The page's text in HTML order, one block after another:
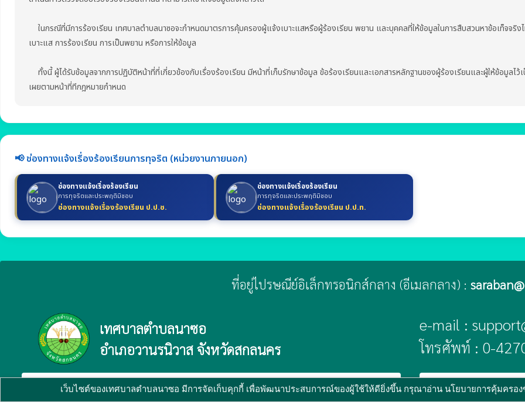
เว็บไซต์ของเทศบาลตำบลนาซอ มีการจัดเก็บคุกกี้ เพื่อพัฒนาประสบการณ์ของผู้ใช้ให้ดียิ่งขึ้น กรุณาอ่าน นโยบายการคุ้มครอ
ในกรณีที่มีการร้องเรียน เทศบาลตำบลนาซอจะกำหนดมาตรการคุ้มครองผู้แจ้งเบาะแสหรือผู้ร้องเรียน พยาน และบุคคลที่ให้ข้อมูลในการสืบสวนหาข้อเท็จจริ
เบาะแส การร้องเรียน การเป็นพยาน หรือการให้ข้อมูล
ทั้งนี้ ผู้ได้รับข้อมูลจากการปฏิบัติหน้าที่ที่เกี่ยวข้องกับเรื่องร้องเรียน มีหน้าที่เก็บรักษาข้อมูล ข้อร้องเรียนและเอกสารหลักฐานของผู้ร้องเรียนและผู้ให้ข้อมูลไ
เผยตามหน้าที่ทีกฎหมายกำหนด
📢 ช่องทางแจ้งเรื่องร้องเรียนการทุจริต (หน่วยงานภายนอก)
ช่องทางแจ้งเรื่องร้องเรียน
การทุจริตและประพฤติมิชอบ
ช่องทางแจ้งเรื่องร้องเรียน ป.ป.ช.
ช่องทางแจ้งเรื่องร้องเรียน
การทุจริตและประพฤติมิชอบ
ช่องทางแจ้งเรื่องร้องเรียน ป.ป.ท.
ที่อยู่ไปรษณีย์อิเล็กทรอนิกส์กลาง (อีเมลกลาง) :
เทศบาลตำบลนาซอ
อำเภอวานรนิวาส จังหวัดสกลนคร
e-mail :
โทรศัพท์ : 0-
ผู้ดูแลระบบ copyright © 2025เทศบาลตำบลนาซอพัฒนาระบบ :www.ts-local.com public นโยบายเว็บไซต์ นโ